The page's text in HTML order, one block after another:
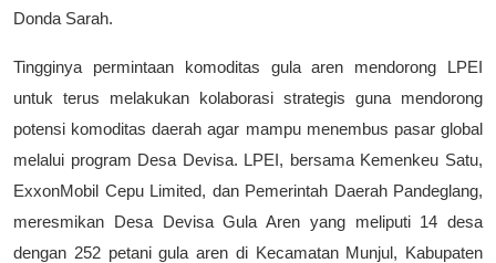
Donda Sarah.
Tingginya permintaan komoditas gula aren mendorong LPEI
untuk terus melakukan kolaborasi strategis guna mendorong
potensi komoditas daerah agar mampu menembus pasar global
melalui program Desa Devisa. LPEI, bersama Kemenkeu Satu,
ExxonMobil Cepu Limited, dan Pemerintah Daerah Pandeglang,
meresmikan Desa Devisa Gula Aren yang meliputi 14 desa
dengan 252 petani gula aren di Kecamatan Munjul, Kabupaten